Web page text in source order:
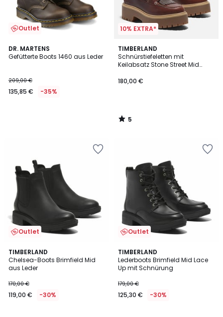
Outlet
DR. MARTENS
Gefütterte Boots 1460 aus Leder
209,00 €
135,85 € -35%
10% EXTRA*
TIMBERLAND
Schnürstiefeletten mit
Keilabsatz Stone Street Mid
180,00 €
5
/
5
5
/
Outlet
TIMBERLAND
Chelsea-Boots Brimfield Mid
aus Leder
170,00 €
119,00 € -30%
5
/
5
Outlet
TIMBERLAND
Lederboots Brimfield Mid Lace
Up mit Schnürung
179,00 €
125,30 € -30%
5
/
5